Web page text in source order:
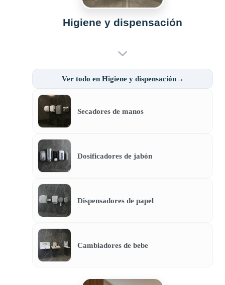
Higiene y dispensación
Ver todo en Higiene y dispensación→
Secadores de manos
Dosificadores de jabón
Dispensadores de papel
Cambiadores de bebe